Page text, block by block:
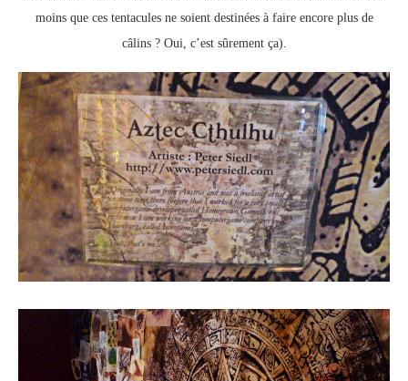
moins que ces tentacules ne soient destinées à faire encore plus de
câlins ? Oui, c’est sûrement ça).